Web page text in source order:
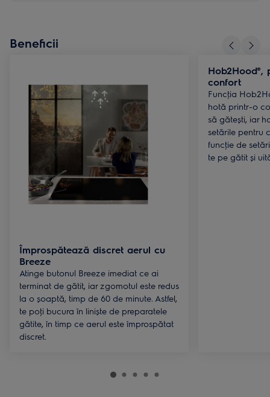
Beneficii
Împrospătează discret aerul cu
Breeze
Atinge butonul Breeze imediat ce ai
terminat de gătit, iar zgomotul este redus
la o șoaptă, timp de 60 de minute. Astfel,
te poţi bucura în liniște de preparatele
gătite, în timp ce aerul este împrospătat
discret.
Hob2Hood®,
confort
Funcţia
hotă printr-o
să gătești, iar
setările pentru
funcţie de
te pe gătit și